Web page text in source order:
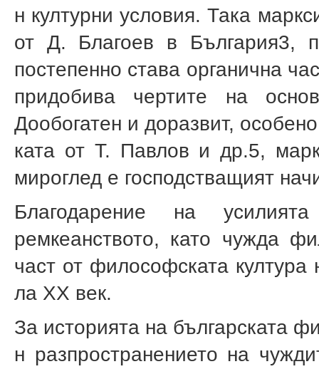
н културни условия. Така
от Д. Благоев в България3,
посте­пенно става органична
придобива чертите на
Дообогатен и доразвит,
ката от Т. Павлов и др.5,
мироглед е господстващият
Благодарение на
ремкеанството, като чужда
част от философската
ла XX век.
За историята на българската
н разпространението на